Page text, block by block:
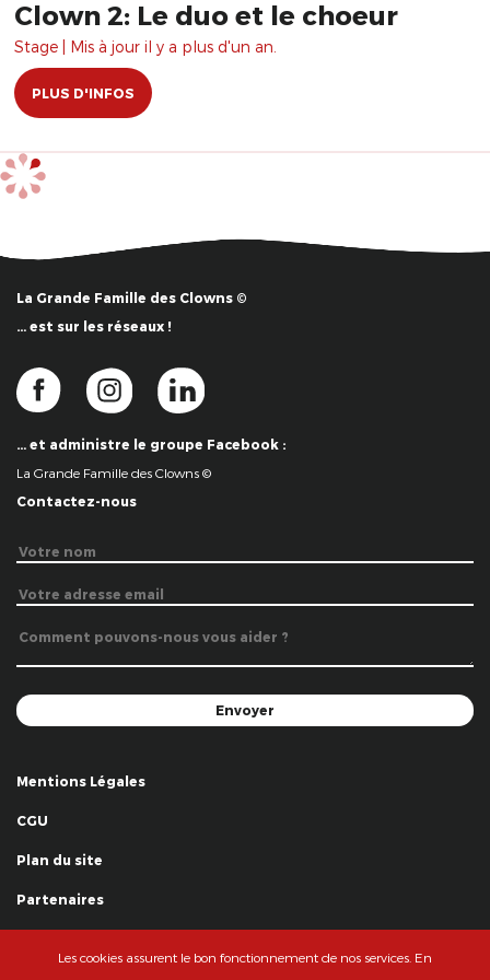
Clown 2: Le duo et le choeur
Stage | Mis à jour il y a plus d'un an.
PLUS D'INFOS
La Grande Famille des Clowns ©
… est sur les réseaux !
… et administre le groupe Facebook :
La Grande Famille des Clowns ©
Contactez-nous
Mentions Légales
CGU
Plan du site
Partenaires
Les cookies assurent le bon fonctionnement de nos services. En